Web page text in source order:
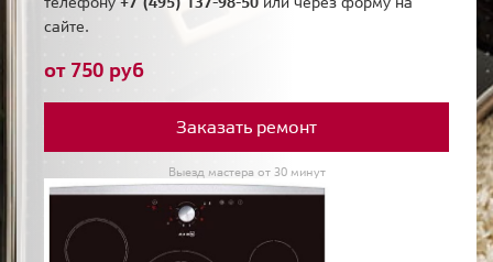
сайте.
от 750 руб
Заказать ремонт
Выезд мастера от 30 минут